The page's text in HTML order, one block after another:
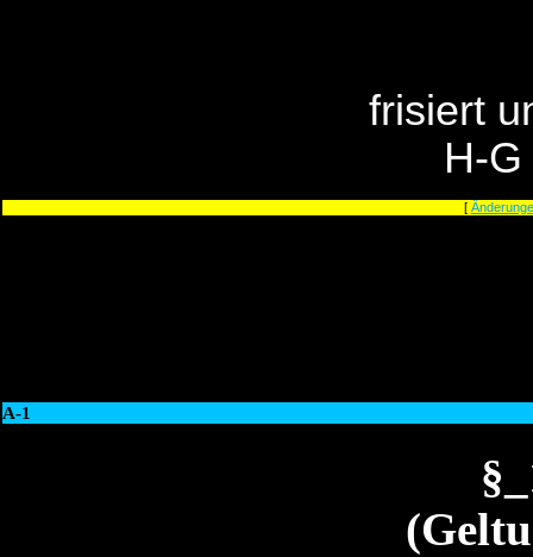
frisiert
H-
[
A-1